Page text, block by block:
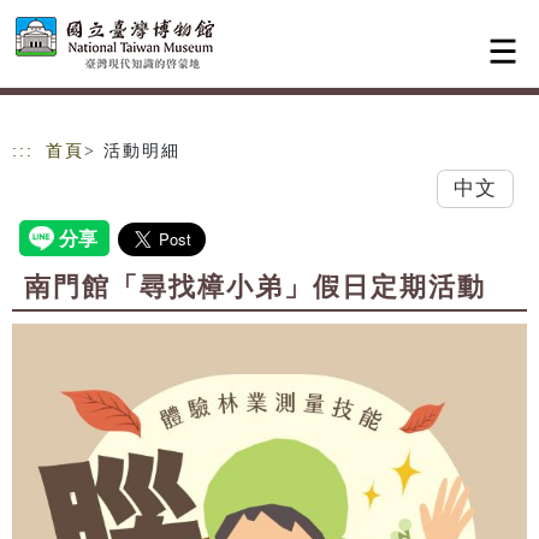
跳到主要內容
網站導覽
::: 首頁 > 活動明細
中文
南門館「尋找樟小弟」假日定期活動